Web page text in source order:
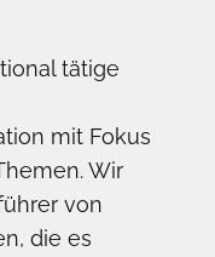
tätige
mit Fokus
Wir
von
die es